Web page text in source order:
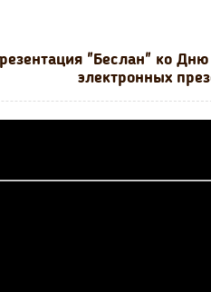
"Беслан" ко
электронных